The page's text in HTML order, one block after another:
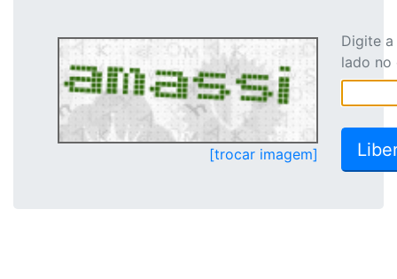
[trocar imagem]
Digite
lado no